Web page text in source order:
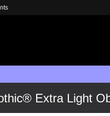
Extra Light